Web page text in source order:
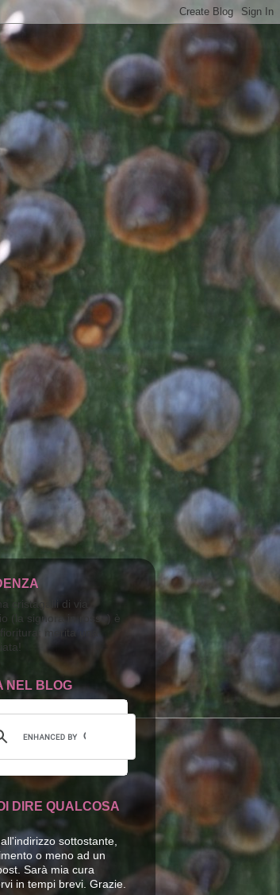
cristagalli di via
(la signora in rosso) è
merita una
NEL BLOG
DIRE QUALCOSA
sottostante,
o meno ad un
Sarà mia cura
in tempi brevi. Grazie.